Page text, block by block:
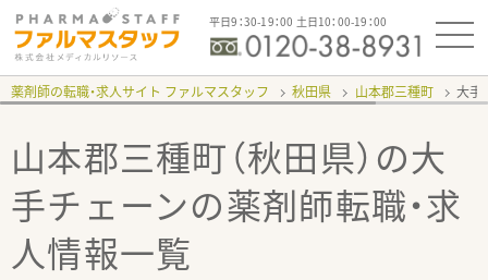
平日9：30-19：00 土日10：00-19：00
薬剤師の転職・求人サイト ファルマスタッフ 秋田県 山本郡三種町 大手
山本郡三種町（秋田県）の大
手チェーンの薬剤師転職・求
人情報一覧